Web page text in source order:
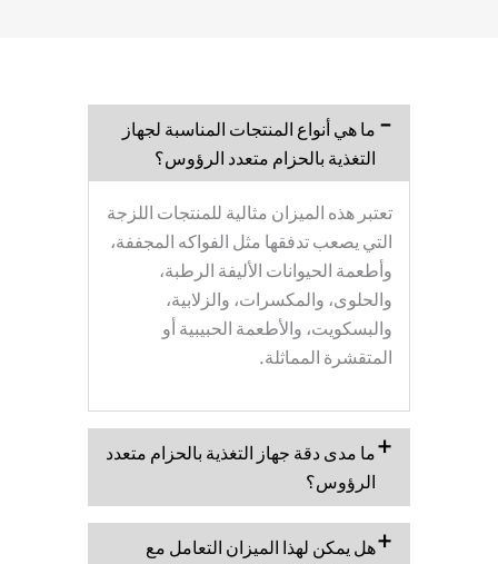
ما هي أنواع المنتجات المناسبة لجهاز
التغذية بالحزام متعدد الرؤوس؟
تعتبر هذه الميزان مثالية للمنتجات اللزجة
التي يصعب تدفقها مثل الفواكه المجففة،
وأطعمة الحيوانات الأليفة الرطبة،
والحلوى، والمكسرات، والزلابية،
والبسكويت، والأطعمة الحبيبية أو
المتقشرة المماثلة.
ما مدى دقة جهاز التغذية بالحزام متعدد
الرؤوس؟
هل يمكن لهذا الميزان التعامل مع